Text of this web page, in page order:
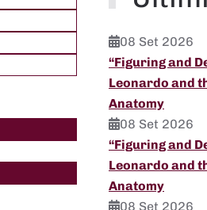
08 Set 2026
“Figuring and
Leonardo and
Anatomy
08 Set 2026
“Figuring and
Leonardo and
Anatomy
08 Set 2026